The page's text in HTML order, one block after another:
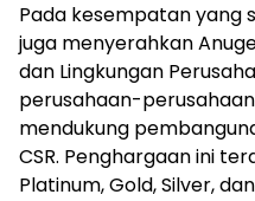
Pada kesempatan yang
juga menyerahkan
dan Lingkungan
perusahaan-
mendukung
CSR. Penghargaan ini
Platinum, Gold, Silver,